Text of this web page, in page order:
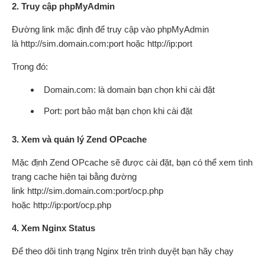
2. Truy cập phpMyAdmin
Đường link mặc định để truy cập vào phpMyAdmin
là http://sim.domain.com:port hoặc http://ip:port
Trong đó:
Domain.com: là domain bạn chọn khi cài đặt
Port: port bảo mật bạn chọn khi cài đặt
3. Xem và quản lý Zend OPcache
Mặc định Zend OPcache sẽ được cài đặt, bạn có thể xem tình
trạng cache hiện tại bằng đường
link http://sim.domain.com:port/ocp.php
hoặc http://ip:port/ocp.php
4. Xem Nginx Status
Để theo dõi tình trạng Nginx trên trình duyệt bạn hãy chạy